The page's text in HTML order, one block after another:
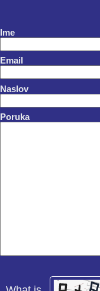
Ime
Email
Naslov
Poruka